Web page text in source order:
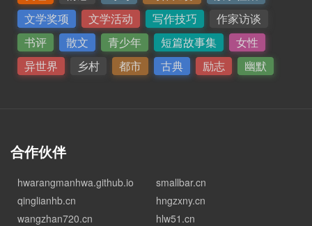
文学奖项
文学活动 写作技巧
作家访谈
书评
散文 青少年 短篇故事集
女性
异世界
乡村 都市 古典 励志 幽默
合作伙伴
hwarangmanhwa.github.io
smallbar.cn
qinglianhb.cn
hngzxny.cn
wangzhan720.cn
hlw51.cn